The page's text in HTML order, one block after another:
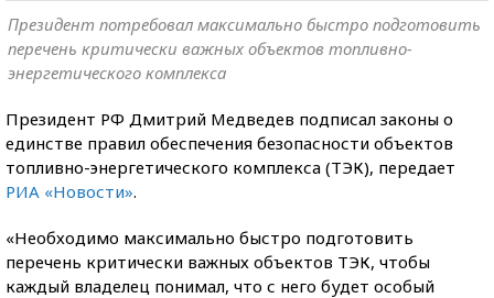
Президент потребовал максимально быстро подготовить
перечень критически важных объектов топливно-
энергетического комплекса
Президент РФ Дмитрий Медведев подписал законы о
единстве правил обеспечения безопасности объектов
топливно-энергетического комплекса (ТЭК), передает
РИА «Новости».
«Необходимо максимально быстро подготовить
перечень критически важных объектов ТЭК, чтобы
каждый владелец понимал, что с него будет особый